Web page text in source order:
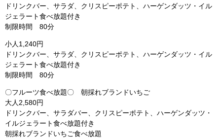
ドリンクバー、サラダ、クリスピーポテト、ハーゲンダッツ・イル
ジェラート食べ放題付き
制限時間 80分
小人1,240円
ドリンクバー、サラダ、クリスピーポテト、ハーゲンダッツ・イル
ジェラート食べ放題付き
制限時間 80分
〇フルーツ食べ放題〇 朝採れブランドいちご
大人2,580円
ドリンクバー、サラダバー、クリスピーポテト、ハーゲンダッツ・
イルジェラート食べ放題付き
朝採れブランドいちご食べ放題